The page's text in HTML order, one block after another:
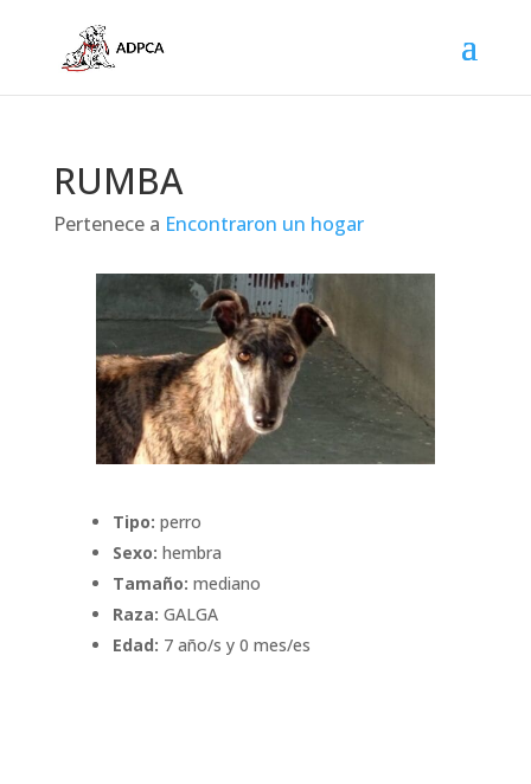
RUMBA
Pertenece a Encontraron un hogar
Tipo: perro
Sexo: hembra
Tamaño: mediano
Raza: GALGA
Edad: 7 año/s y 0 mes/es